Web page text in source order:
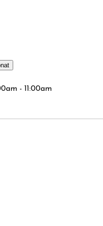
- 11:00am